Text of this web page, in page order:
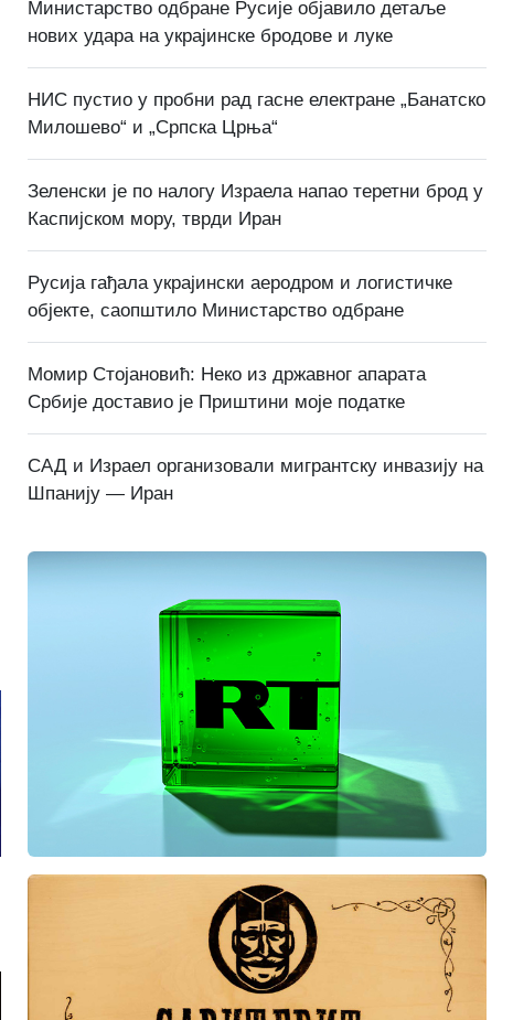
Министарство одбране Русије објавило детаље
нових удара на украјинске бродове и луке
НИС пустио у пробни рад гасне електране „Банатско
Милошево“ и „Српска Црња“
Зеленски је по налогу Израела напао теретни брод у
Каспијском мору, тврди Иран
Русија гађала украјински аеродром и логистичке
објекте, саопштило Министарство одбране
Момир Стојановић: Неко из државног апарата
Србије доставио је Приштини моје податке
САД и Израел организовали мигрантску инвазију на
Шпанију — Иран